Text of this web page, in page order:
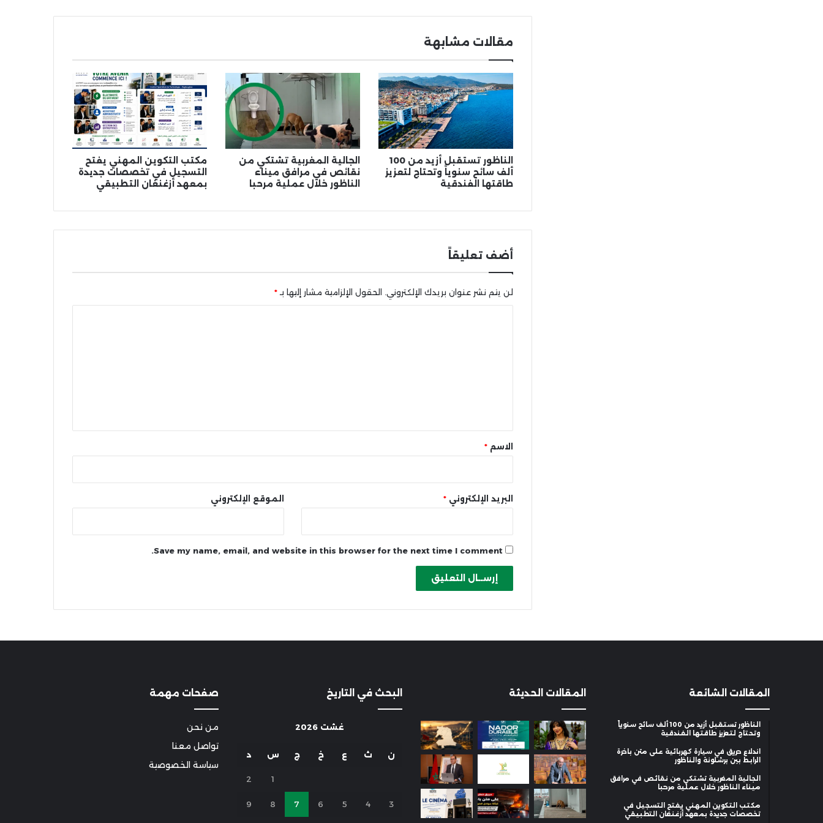
مقالات مشابهة
الناظور تستقبل أزيد من 100
ألف سائح سنوياً وتحتاج لتعزيز
طاقتها الفندقية
الجالية المغربية تشتكي من
نقائص في مرافق ميناء
الناظور خلال عملية مرحبا
مكتب التكوين المهني يفتح
التسجيل في تخصصات جديدة
بمعهد أزغنغان التطبيقي
أضف تعليقاً
لن يتم نشر عنوان بريدك الإلكتروني. الحقول الإلزامية مشار إليها بـ *
*الاسم *
البريد الإلكتروني * الموقع الإلكتروني
Save my name, email, and website in this browser for the next time I comment.
المقالات الشائعة
الناظور تستقبل أزيد من 100 ألف سائح سنوياً
وتحتاج لتعزيز طاقتها الفندقية
اندلاع حريق في سيارة كهربائية على متن باخرة
الرابط بين برشلونة والناظور
الجالية المغربية تشتكي من نقائص في مرافق
ميناء الناظور خلال عملية مرحبا
مكتب التكوين المهني يفتح التسجيل في
تخصصات جديدة بمعهد أزغنغان التطبيقي
المقالات الحديثة البحث في التاريخ
غشت 2026
ن ث ع خ ج س د
1
2
3
4
5
6
7
8
9
صفحات مهمة
من نحن
تواصل معنا
سياسة الخصوصية